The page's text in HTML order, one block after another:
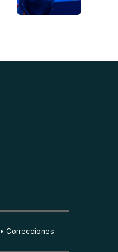
Correcciones